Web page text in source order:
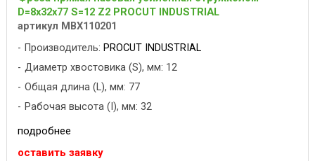
D=8x32x77 S=12 Z2 PROCUT INDUSTRIAL
артикул MBX110201
Производитель: PROCUT INDUSTRIAL
Диаметр хвостовика (S), мм: 12
Общая длина (L), мм: 77
Рабочая высота (I), мм: 32
подробнее
оставить заявку